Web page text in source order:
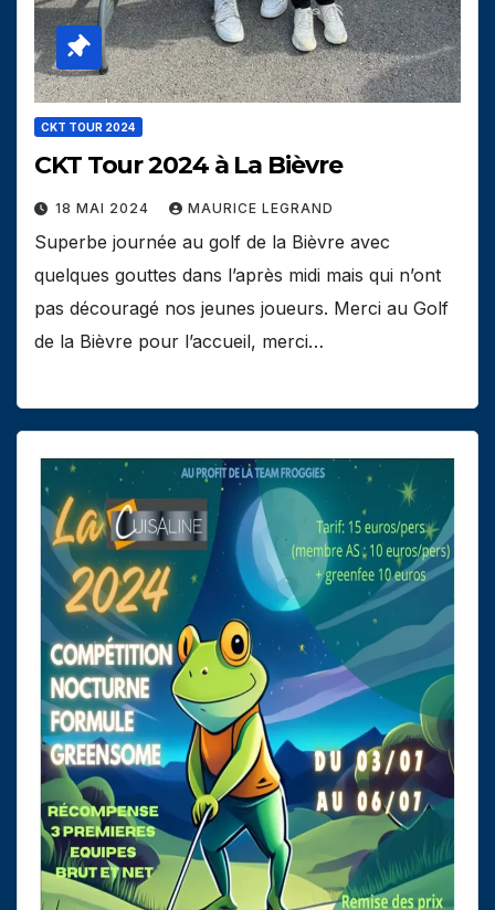
CKT TOUR 2024
CKT Tour 2024 à La Bièvre
18 MAI 2024 MAURICE LEGRAND
Superbe journée au golf de la Bièvre avec
quelques gouttes dans l’après midi mais qui n’ont
pas découragé nos jeunes joueurs. Merci au Golf
de la Bièvre pour l’accueil, merci…